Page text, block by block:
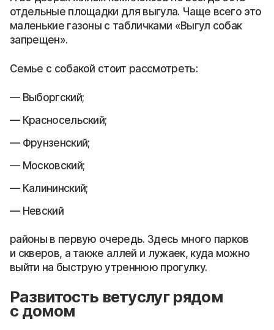
отдельные площадки для выгула. Чаще всего это
маленькие газоны с табличками «Выгул собак
запрещен».
Семье с собакой стоит рассмотреть:
Выборгский;
Красносельский;
Фрунзенский;
Московский;
Калининский;
Невский
районы в первую очередь. Здесь много парков
и скверов, а также аллей и лужаек, куда можно
выйти на быструю утреннюю прогулку.
Развитость ветуслуг рядом
с домом